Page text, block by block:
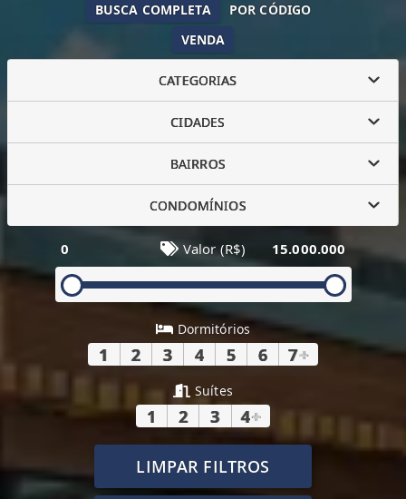
VENDA
BUSCA COMPLETA POR CÓDIGO
CATEGORIAS
CIDADES
BAIRROS
CONDOMÍNIOS
0 Valor (R$) 15.000.000
Dormitórios
1 2 3 4 5 6 7+
Suítes
1 2 3 4+
LIMPAR FILTROS